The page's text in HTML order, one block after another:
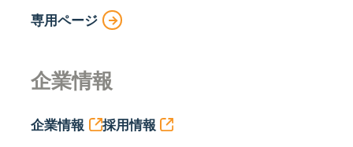
専用ページ
企業情報
企業情報 採用情報